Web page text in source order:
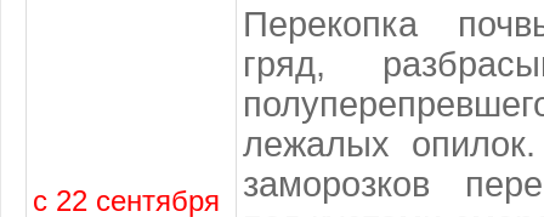
с 22 сентября
Перекопка
гряд,
лежалых
заморозков